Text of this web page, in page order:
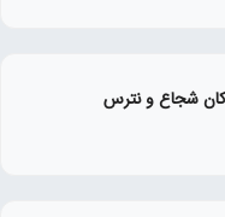
شجاع و نترس